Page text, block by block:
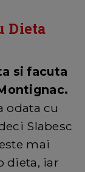
Dieta
si facuta
odata cu
Slabesc
mai
dieta, iar